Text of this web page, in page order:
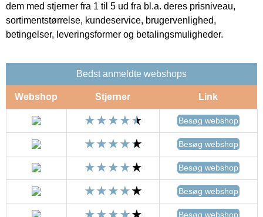
dem med stjerner fra 1 til 5 ud fra bl.a. deres prisniveau,
sortimentstørrelse, kundeservice, brugervenlighed,
betingelser, leveringsformer og betalingsmuligheder.
Bedst anmeldte webshops
Webshop Stjerner Link
Besøg webshop
Besøg webshop
Besøg webshop
Besøg webshop
Besøg webshop